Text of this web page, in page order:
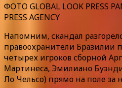
ФОТО GLOBAL LOOK PRESS
PRESS AGENCY
Напомним, скандал
правоохранители Бразилии
четырех игроков сборной
Мартинеса, Эмилиано
Ло Чельсо) прямо на поле за